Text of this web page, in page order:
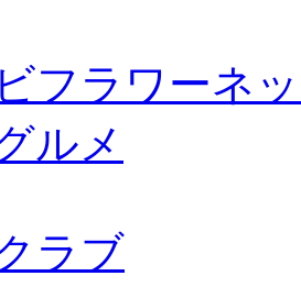
フラワーネ
ルメ
ラブ